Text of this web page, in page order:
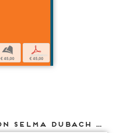
b
€ 45,00
p
€ 45,00
Weitere Texte von Selma Dubach bei DIAPHANES